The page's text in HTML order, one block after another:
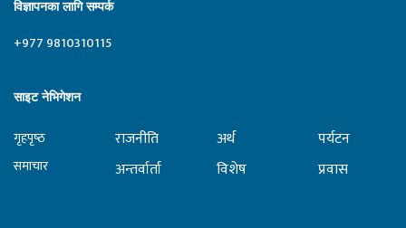
विज्ञापनका लागि सम्पर्क
+977 9810310115
साइट नेभिगेशन
गृहपृष्‍ठ
समाचार
राजनीति
अन्तर्वार्ता
अर्थ
विशेष
पर्यटन
प्रवास